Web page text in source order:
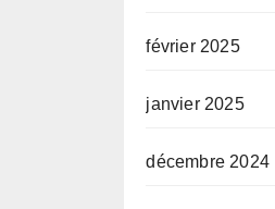
février 2025
janvier 2025
décembre 2024